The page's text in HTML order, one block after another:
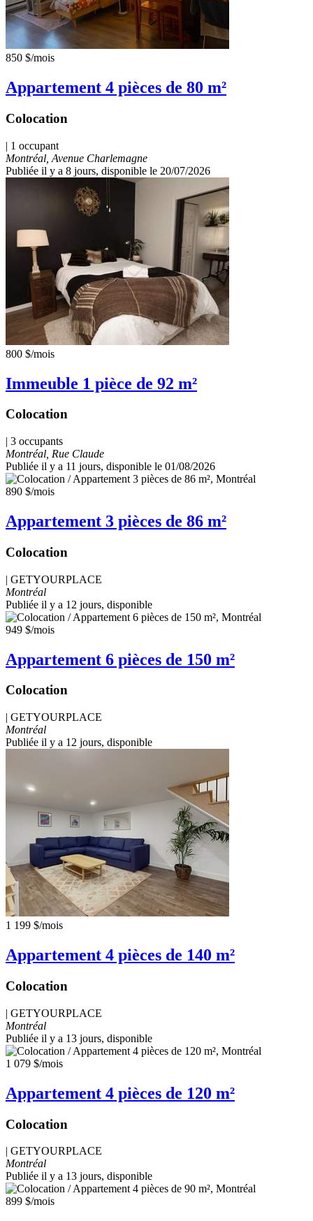
850 $/mois
Appartement 4 pièces de 80 m²
Colocation
| 1 occupant
Montréal, Avenue Charlemagne
Publiée il y a 8 jours, disponible le 20/07/2026
800 $/mois
Immeuble 1 pièce de 92 m²
Colocation
| 3 occupants
Montréal, Rue Claude
Publiée il y a 11 jours, disponible le 01/08/2026
890 $/mois
Appartement 3 pièces de 86 m²
Colocation
| GETYOURPLACE
Montréal
Publiée il y a 12 jours, disponible
949 $/mois
Appartement 6 pièces de 150 m²
Colocation
| GETYOURPLACE
Montréal
Publiée il y a 12 jours, disponible
1 199 $/mois
Appartement 4 pièces de 140 m²
Colocation
| GETYOURPLACE
Montréal
Publiée il y a 13 jours, disponible
1 079 $/mois
Appartement 4 pièces de 120 m²
Colocation
| GETYOURPLACE
Montréal
Publiée il y a 13 jours, disponible
899 $/mois